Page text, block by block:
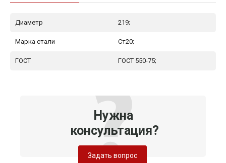
Диаметр 219;
Марка стали Ст20;
ГОСТ ГОСТ 550-75;
Нужна
консультация?
Задать вопрос